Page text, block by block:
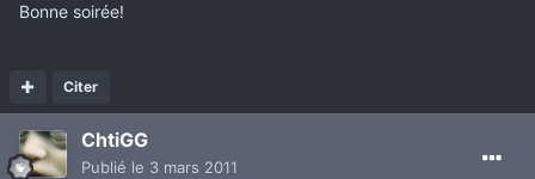
Bonne soirée!
Citer
ChtiGG
Publié le 3 mars 2011